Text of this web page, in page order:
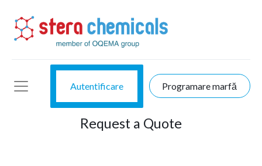
Autentificare Programare marfă
Request a Quote